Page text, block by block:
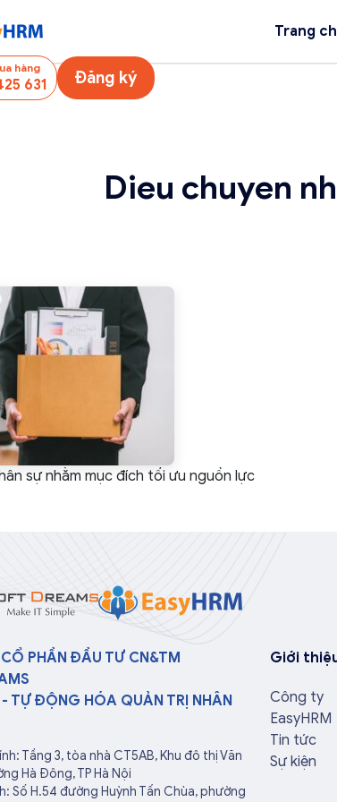
Trang
hàng
631 Đăng ký
Dieu chuyen
sự nhằm mục đích tối ưu nguồn lực
PHẦN ĐẦU TƯ CN&TM
- TỰ ĐỘNG HÓA QUẢN TRỊ NHÂN
Tầng 3, tòa nhà CT5AB, Khu đô thị Văn
Hà Đông, TP Hà Nội
Số H.54 đường Huỳnh Tấn Chùa, phường
Giới
Công ty
EasyHRM
Tin tức
Sự kiện